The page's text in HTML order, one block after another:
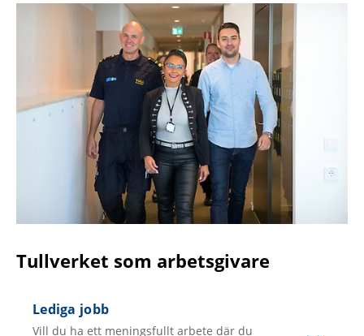
Tullverket som arbetsgivare
Lediga jobb
Vill du ha ett meningsfullt arbete där du